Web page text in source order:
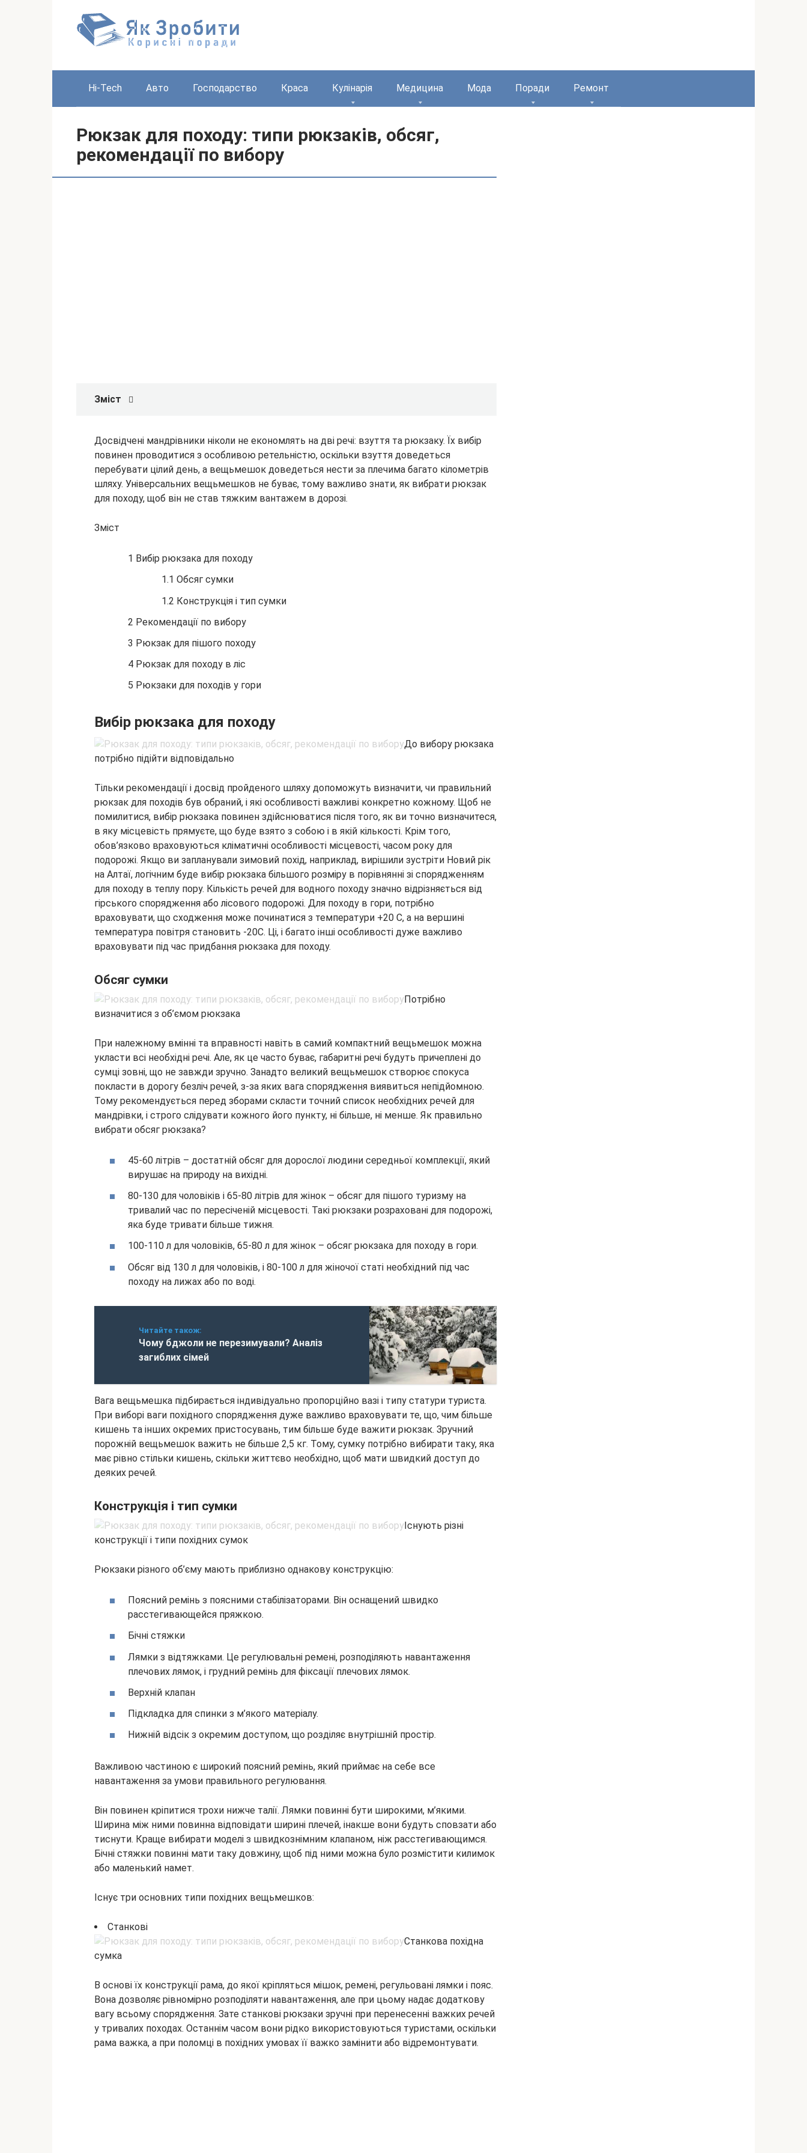
Hi-Tech Авто Господарство Краса Кулінарія Медицина Мода Поради Ремонт
Рюкзак для походу: типи рюкзаків, обсяг,
рекомендації по вибору
Зміст
Досвідчені мандрівники ніколи не економлять на дві речі: взуття та рюкзаку. Їх вибір
повинен проводитися з особливою ретельністю, оскільки взуття доведеться
перебувати цілий день, а вещьмешок доведеться нести за плечима багато кілометрів
шляху. Універсальних вещьмешков не буває, тому важливо знати, як вибрати рюкзак
для походу, щоб він не став тяжким вантажем в дорозі.
Зміст
1 Вибір рюкзака для походу
1.1 Обсяг сумки
1.2 Конструкція і тип сумки
2 Рекомендації по вибору
3 Рюкзак для пішого походу
4 Рюкзак для походу в ліс
5 Рюкзаки для походів у гори
Вибір рюкзака для походу
До вибору рюкзака
потрібно підійти відповідально
Тільки рекомендації і досвід пройденого шляху допоможуть визначити, чи правильний
рюкзак для походів був обраний, і які особливості важливі конкретно кожному. Щоб не
помилитися, вибір рюкзака повинен здійснюватися після того, як ви точно визначитеся,
в яку місцевість прямуєте, що буде взято з собою і в якій кількості. Крім того,
обов’язково враховуються кліматичні особливості місцевості, часом року для
подорожі. Якщо ви запланували зимовий похід, наприклад, вирішили зустріти Новий рік
на Алтаї, логічним буде вибір рюкзака більшого розміру в порівнянні зі спорядженням
для походу в теплу пору. Кількість речей для водного походу значно відрізняється від
гірського спорядження або лісового подорожі. Для походу в гори, потрібно
враховувати, що сходження може починатися з температури +20 С, а на вершині
температура повітря становить -20С. Ці, і багато інші особливості дуже важливо
враховувати під час придбання рюкзака для походу.
Обсяг сумки
Потрібно
визначитися з об’ємом рюкзака
При належному вмінні та вправності навіть в самий компактний вещьмешок можна
укласти всі необхідні речі. Але, як це часто буває, габаритні речі будуть причеплені до
сумці зовні, що не завжди зручно. Занадто великий вещьмешок створює спокуса
покласти в дорогу безліч речей, з-за яких вага спорядження виявиться непідйомною.
Тому рекомендується перед зборами скласти точний список необхідних речей для
мандрівки, і строго слідувати кожного його пункту, ні більше, ні менше. Як правильно
вибрати обсяг рюкзака?
45-60 літрів – достатній обсяг для дорослої людини середньої комплекції, який
вирушає на природу на вихідні.
80-130 для чоловіків і 65-80 літрів для жінок – обсяг для пішого туризму на
тривалий час по пересіченій місцевості. Такі рюкзаки розраховані для подорожі,
яка буде тривати більше тижня.
100-110 л для чоловіків, 65-80 л для жінок – обсяг рюкзака для походу в гори.
Обсяг від 130 л для чоловіків, і 80-100 л для жіночої статі необхідний під час
походу на лижах або по воді.
Читайте також:
Чому бджоли не перезимували? Аналіз
загиблих сімей
Вага вещьмешка підбирається індивідуально пропорційно вазі і типу статури туриста.
При виборі ваги похідного спорядження дуже важливо враховувати те, що, чим більше
кишень та інших окремих пристосувань, тим більше буде важити рюкзак. Зручний
порожній вещьмешок важить не більше 2,5 кг. Тому, сумку потрібно вибирати таку, яка
має рівно стільки кишень, скільки життєво необхідно, щоб мати швидкий доступ до
деяких речей.
Конструкція і тип сумки
Існують різні
конструкції і типи похідних сумок
Рюкзаки різного об’єму мають приблизно однакову конструкцію:
Поясний ремінь з поясними стабілізаторами. Він оснащений швидко
расстегивающейся пряжкою.
Бічні стяжки
Лямки з відтяжками. Це регулювальні ремені, розподіляють навантаження
плечових лямок, і грудний ремінь для фіксації плечових лямок.
Верхній клапан
Підкладка для спинки з м’якого матеріалу.
Нижній відсік з окремим доступом, що розділяє внутрішній простір.
Важливою частиною є широкий поясний ремінь, який приймає на себе все
навантаження за умови правильного регулювання.
Він повинен кріпитися трохи нижче талії. Лямки повинні бути широкими, м’якими.
Ширина між ними повинна відповідати ширині плечей, інакше вони будуть сповзати або
тиснути. Краще вибирати моделі з швидкознімним клапаном, ніж расстегивающимся.
Бічні стяжки повинні мати таку довжину, щоб під ними можна було розмістити килимок
або маленький намет.
Існує три основних типи похідних вещьмешков:
Станкові
Станкова похідна
сумка
В основі їх конструкції рама, до якої кріпляться мішок, ремені, регульовані лямки і пояс.
Вона дозволяє рівномірно розподіляти навантаження, але при цьому надає додаткову
вагу всьому спорядження. Зате станкові рюкзаки зручні при перенесенні важких речей
у тривалих походах. Останнім часом вони рідко використовуються туристами, оскільки
рама важка, а при поломці в похідних умовах її важко замінити або відремонтувати.